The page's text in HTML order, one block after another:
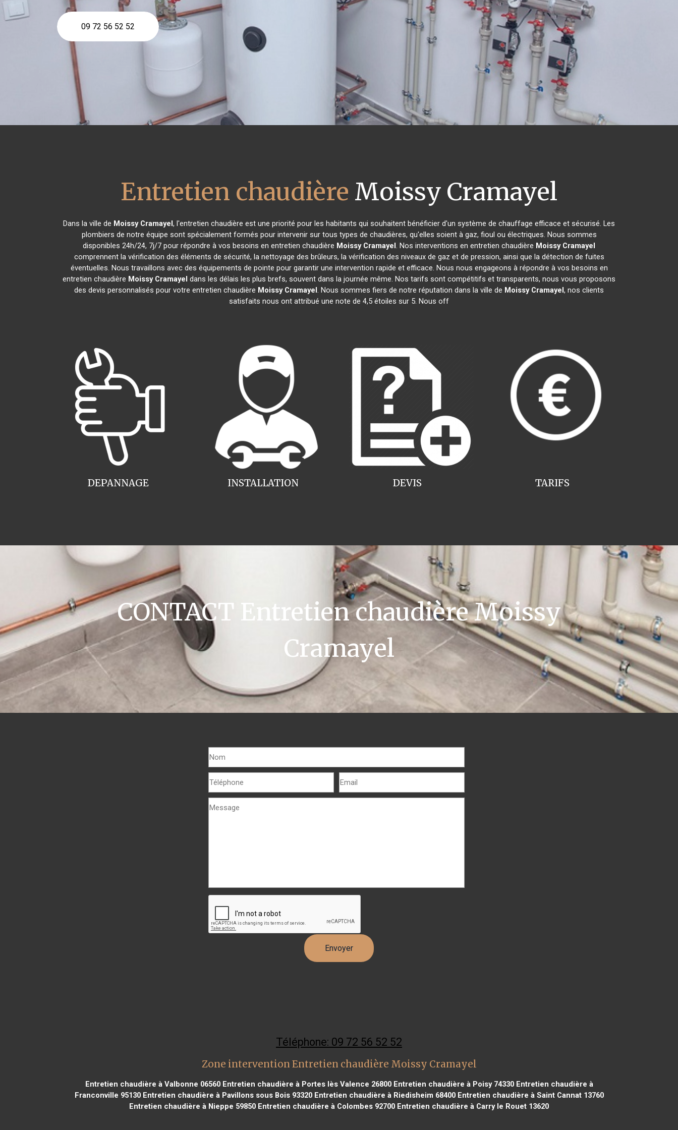
09 72 56 52 52
Entretien chaudière Moissy Cramayel
Dans la ville de Moissy Cramayel, l'entretien chaudière est une priorité pour les habitants qui souhaitent bénéficier d'un système de chauffage efficace et sécurisé. Les
plombiers de notre équipe sont spécialement formés pour intervenir sur tous types de chaudières, qu'elles soient à gaz, fioul ou électriques. Nous sommes
disponibles 24h/24, 7j/7 pour répondre à vos besoins en entretien chaudière Moissy Cramayel. Nos interventions en entretien chaudière Moissy Cramayel
comprennent la vérification des éléments de sécurité, la nettoyage des brûleurs, la vérification des niveaux de gaz et de pression, ainsi que la détection de fuites
éventuelles. Nous travaillons avec des équipements de pointe pour garantir une intervention rapide et efficace. Nous nous engageons à répondre à vos besoins en
entretien chaudière Moissy Cramayel dans les délais les plus brefs, souvent dans la journée même. Nos tarifs sont compétitifs et transparents, nous vous proposons
des devis personnalisés pour votre entretien chaudière Moissy Cramayel. Nous sommes fiers de notre réputation dans la ville de Moissy Cramayel, nos clients
satisfaits nous ont attribué une note de 4,5 étoiles sur 5. Nous off
INSTALLATION
DEPANNAGE TARIFS
DEVIS
CONTACT Entretien chaudière Moissy
Cramayel
Téléphone: 09 72 56 52 52
Zone intervention Entretien chaudière Moissy Cramayel
Entretien chaudière à Valbonne 06560Entretien chaudière à Portes lès Valence 26800Entretien chaudière à Poisy 74330Entretien chaudière à
Franconville 95130Entretien chaudière à Pavillons sous Bois 93320Entretien chaudière à Riedisheim 68400Entretien chaudière à Saint Cannat 13760
Entretien chaudière à Nieppe 59850 Entretien chaudière à Colombes 92700 Entretien chaudière à Carry le Rouet 13620